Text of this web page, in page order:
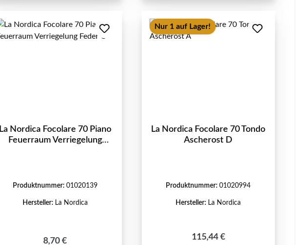
La Nordica Focolare 70 Piano
Feuerraum Verriegelung
Produktnummer: 01020139
Hersteller: La Nordica
Regulärer Preis:
8,70 €
Nur 1 auf Lager!
La Nordica Focolare 70 Tondo
Ascherost D
Produktnummer:01020994
Hersteller: La Nordica
Regulärer Preis:
115,44 €